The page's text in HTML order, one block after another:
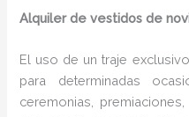
Alquiler de vestidos de
El uso de un traje
para determinadas
ceremonias,